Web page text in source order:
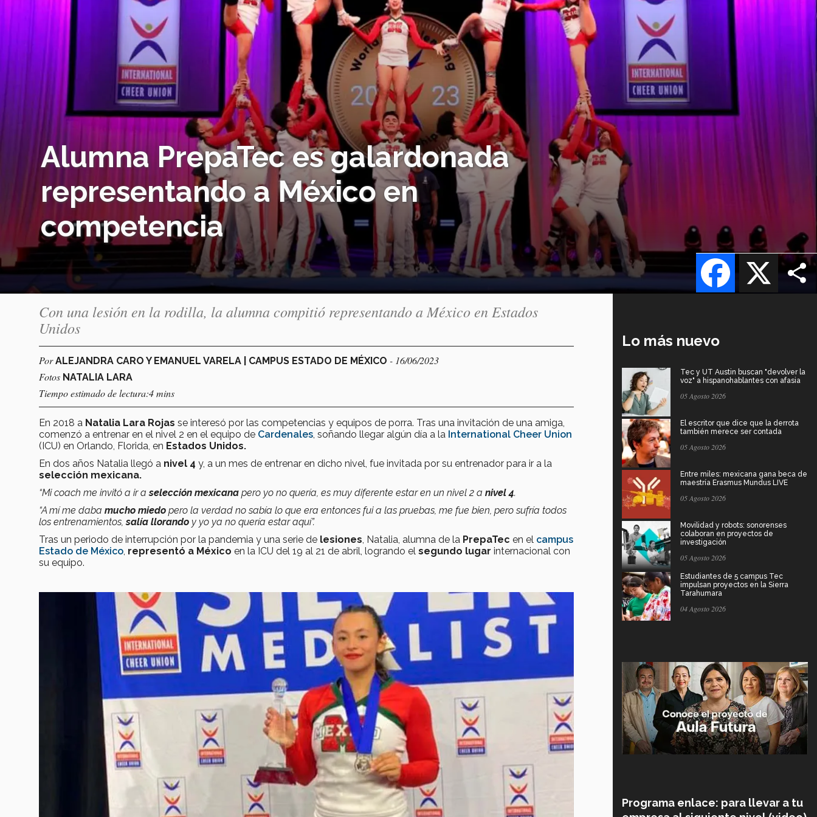
Alumna PrepaTec es galardonada
representando a México en
competencia
X
Facebook
Con una lesión en la rodilla, la alumna compitió representando a México en Estados
Unidos
PorALEJANDRA CARO Y EMANUEL VARELA | CAMPUS ESTADO DE MÉXICO - 16/06/2023
Fotos NATALIA LARA
Tiempo estimado de lectura:4 mins
En 2018 a Natalia Lara Rojas se interesó por las competencias y equipos de porra. Tras una invitación de una amiga,
comenzó a entrenar en el nivel 2 en el equipo de Cardenales , soñando llegar algún día a la International Cheer Union
(ICU) en Orlando, Florida, en Estados Unidos.
En dos años Natalia llegó a nivel 4 y, a un mes de entrenar en dicho nivel, fue invitada por su entrenador para ir a la
selección mexicana.
“Mi coach me invitó a ir aselección mexicana pero yo no quería, es muy diferente estar en un nivel 2 a nivel 4.
“A mí me daba mucho miedo pero la verdad no sabía lo que era entonces fui a las pruebas, me fue bien, pero sufría todos
los entrenamientos,salía llorando y yo ya no quería estar aquí”.
Tras un periodo de interrupción por la pandemia y una serie de lesiones , Natalia, alumna de la PrepaTec en el campus
Estado de México representó a México en la ICU del 19 al 21 de abril, logrando el segundo lugar internacional con
su equipo.
Lo más nuevo
Tec y UT Austin buscan "devolver la
voz" a hispanohablantes con afasia
05 Agosto 2026
El escritor que dice que la derrota
también merece ser contada
05 Agosto 2026
Entre miles: mexicana gana beca de
maestría Erasmus Mundus LIVE
05 Agosto 2026
Movilidad y robots: sonorenses
colaboran en proyectos de
investigación
05 Agosto 2026
Estudiantes de 5 campus Tec
impulsan proyectos en la Sierra
Tarahumara
04 Agosto 2026
Programa enlace: para llevar a tu